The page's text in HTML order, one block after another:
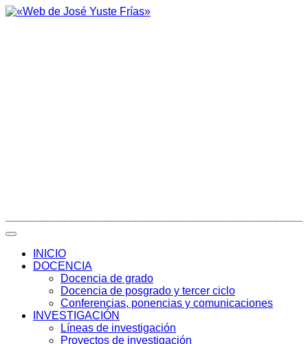
INICIO
DOCENCIA
Docencia de grado
Docencia de posgrado y tercer ciclo
Conferencias, ponencias y comunicaciones
INVESTIGACIÓN
Líneas de investigación
Proyectos de investigación